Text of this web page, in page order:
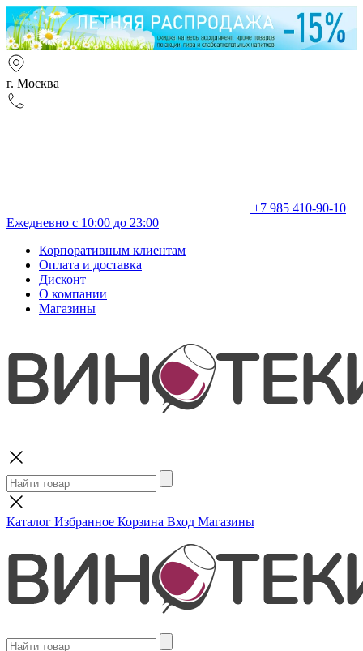
г. Москва
+7 985 410-90-10
Ежедневно с 10:00 до 23:00
Корпоративным клиентам
Оплата и доставка
Дисконт
О компании
Магазины
Каталог Избранное Корзина Вход Магазины